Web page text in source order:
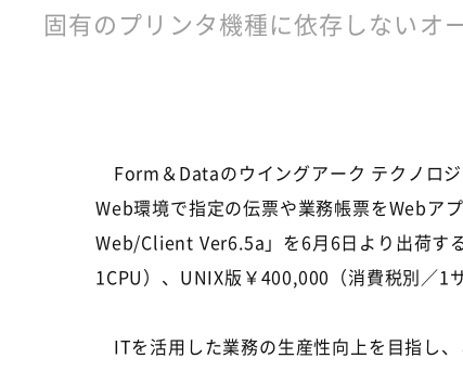
固有のプリンタ機種に依存しないオ
Form＆Dataのウイングアーク テクノロジ
Web環境で指定の伝票や業務帳票をWebア
Web/Client Ver6.5a」を6月6日より出荷す
1CPU）、UNIX版￥400,000（消費税別／1
ITを活用した業務の生産性向上を目指し